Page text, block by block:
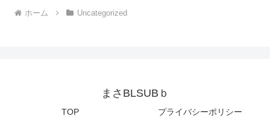
ホーム Uncategorized
まさBLSUBｂ
TOP
プライバシーポリシー